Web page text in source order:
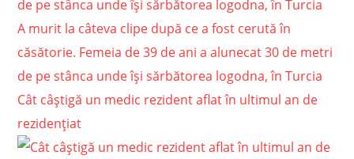
A murit la câteva clipe după ce a fost cerută în
căsătorie. Femeia de 39 de ani a alunecat 30 de metri
de pe stânca unde își sărbătorea logodna, în Turcia
Cât câștigă un medic rezident aflat în ultimul an de
rezidențiat